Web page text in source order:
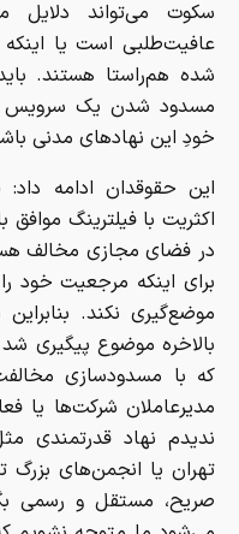
سکوت می‌تواند دلایل
عافیت‌طلبی است یا
شده هم‌راستا هستند.
مسدود شدن یک سرویس
خودِ این نهادهای مدنی
این حقوقدان ادامه
اکثریت با فیلترینگ
در فضای مجازی مخالف
برای اینکه مرجعیت خود
موضع‌گیری نکند.
بالاخره موضوع پیگیری شد
که با مسدودسازی
مدیرعاملان شرکت‌ها
ندیدم نهاد قدرتمندی
تهران یا انجمن‌های بزرگ
صریح، مستقل و رسمی